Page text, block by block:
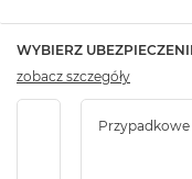
WYBIERZ
zobacz szczegóły